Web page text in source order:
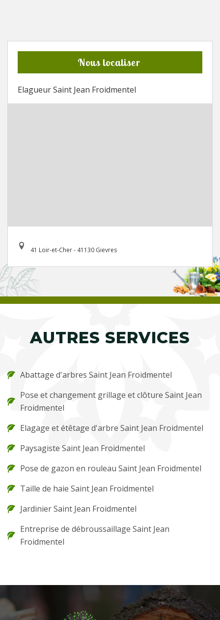
Nous localiser
Elagueur Saint Jean Froidmentel
41 Loir-et-Cher - 41130 Gievres
AUTRES SERVICES
Abattage d'arbres Saint Jean Froidmentel
Pose et changement grillage et clôture Saint Jean
Froidmentel
Elagage et étêtage d'arbre Saint Jean Froidmentel
Paysagiste Saint Jean Froidmentel
Pose de gazon en rouleau Saint Jean Froidmentel
Taille de haie Saint Jean Froidmentel
Jardinier Saint Jean Froidmentel
Entreprise de débroussaillage Saint Jean
Froidmentel